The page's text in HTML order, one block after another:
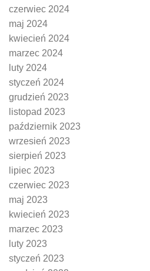
czerwiec 2024
maj 2024
kwiecień 2024
marzec 2024
luty 2024
styczeń 2024
grudzień 2023
listopad 2023
październik 2023
wrzesień 2023
sierpień 2023
lipiec 2023
czerwiec 2023
maj 2023
kwiecień 2023
marzec 2023
luty 2023
styczeń 2023